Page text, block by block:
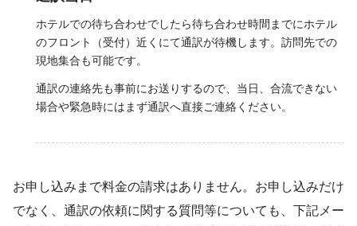
ホテルでの待ち合わせでしたら待ち合わせ時間までにホテル
のフロント（受付）近くにて通訳が待機します。訪問先での
現地集合も可能です。
通訳の連絡先も事前にお送りするので、当日、合流できない
場合や緊急時にはまず通訳へ直接ご連絡ください。
お申し込みまで料金の請求はありません。お申し込みだけ
でなく、通訳の依頼に関する質問等についても、下記メー